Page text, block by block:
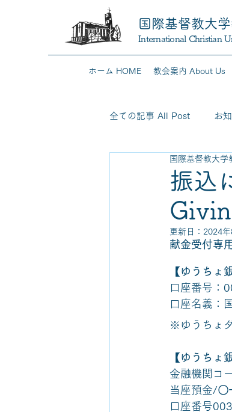
国際基督教大
International Christian
ホーム HOME 教会案内 About Us
全ての記事 All Post お
振込
国際基督教大
更新日： 2024年
献金受付専
【ゆうちょ
口座番号：
口座名義：
※ゆうちょ
【ゆうちょ
金融機関コ
当座預金/〇
口座番号